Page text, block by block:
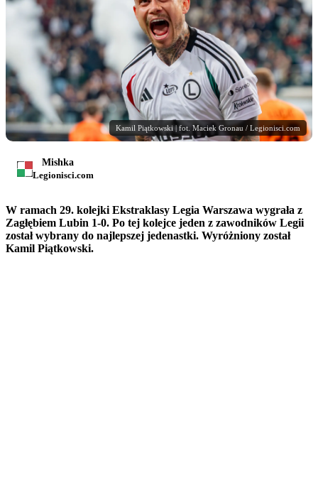
Kamil Piątkowski | fot. Maciek Gronau / Legionisci.com
Mishka
Legionisci.com
W ramach 29. kolejki Ekstraklasy Legia Warszawa wygrała z
Zagłębiem Lubin 1-0. Po tej kolejce jeden z zawodników Legii
został wybrany do najlepszej jedenastki. Wyróżniony został
Kamil Piątkowski.